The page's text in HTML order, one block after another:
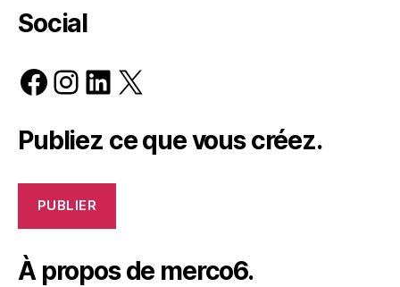
Social
Facebook
Instagram
LinkedIn
X
Publiez ce que vous créez.
PUBLIER
À propos de merco6.